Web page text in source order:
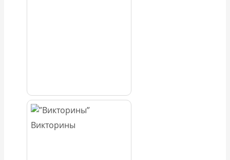
Викторины